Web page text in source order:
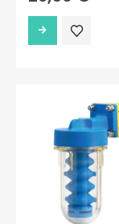
Αυτό
το
παραλλαγές.
επιλογές
μπορούν
επιλεγούν